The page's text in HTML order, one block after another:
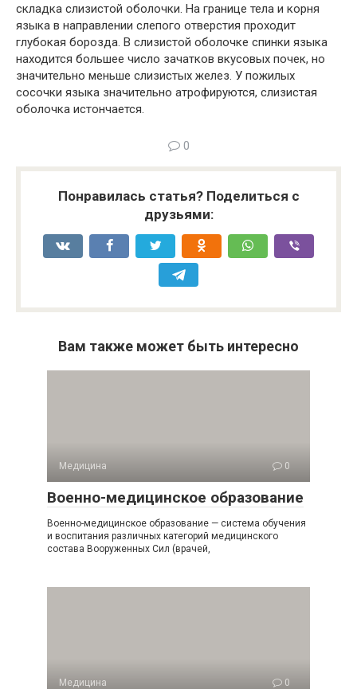
складка слизистой оболочки. На границе тела и корня
языка в направлении слепого отверстия проходит
глубокая борозда. В слизистой оболочке спинки языка
находится большее число зачатков вкусовых почек, но
значительно меньше слизистых желез. У пожилых
сосочки языка значительно атрофируются, слизистая
оболочка истончается.
0
Понравилась статья? Поделиться с
друзьями:
Вам также может быть интересно
Медицина 0
Военно-медицинское образование
Военно-медицинское образование — система обучения
и воспитания различных категорий медицинского
состава Вооруженных Сил (врачей,
Медицина 0